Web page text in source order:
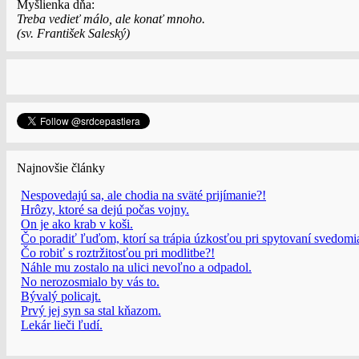
Myšlienka dňa:
Treba vedieť málo, ale konať mnoho.
(sv. František Saleský)
Najnovšie články
Nespovedajú sa, ale chodia na sväté prijímanie?!
Hrôzy, ktoré sa dejú počas vojny.
On je ako krab v koši.
Čo poradiť ľuďom, ktorí sa trápia úzkosťou pri spytovaní
Čo robiť s roztržitosťou pri modlitbe?!
Náhle mu zostalo na ulici nevoľno a odpadol.
No nerozosmialo by vás to.
Bývalý policajt.
Prvý jej syn sa stal kňazom.
Lekár lieči ľudí.